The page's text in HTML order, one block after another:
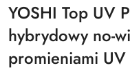
YOSHI Top UV
hybrydowy no-
promieniami UV